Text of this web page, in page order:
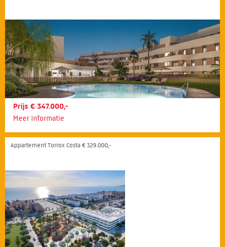
Prijs € 347.000,-
Meer informatie
Appartement Torrox Costa € 329.000,-